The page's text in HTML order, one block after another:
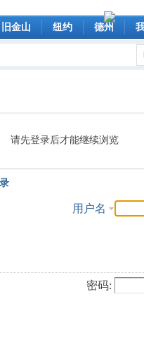
旧金山 纽约 德州
请先登录后才能继续浏览
用户名
密码: